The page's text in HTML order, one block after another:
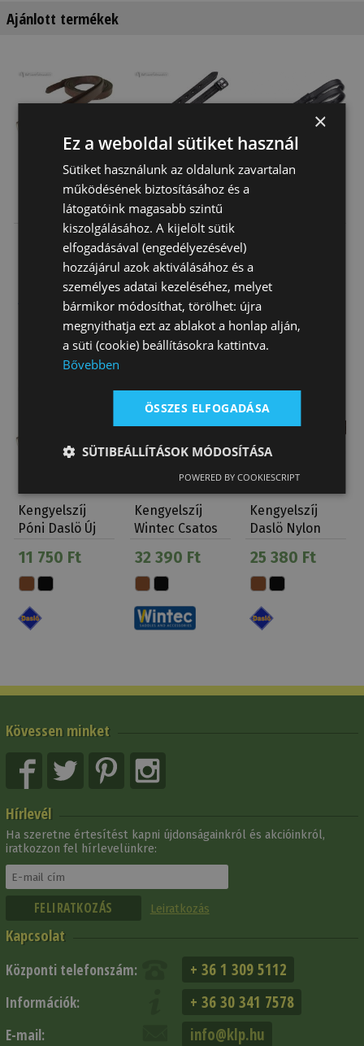
Ajánlott termékek
Kengyelszíj
15 600 Ft
Kengyelszíj
Póni
8 170 Ft
Kengyelszíj
Póni Daslö Új
11 750 Ft
Kengyelszíj
Wintec Csatos
32 390 Ft
Kengyelszíj
Daslö Nylon
…
25 380 Ft
Kövessen minket
Hírlevél
Ha szeretne értesítést kapni újdonságainkról és akcióinkról,
iratkozzon fel hírlevelünkre:
Leiratkozás
Kapcsolat
Központi telefonszám: + 36 1 309 5112
Információk: + 36 30 341 7578
E-mail: info@klp.hu
×
Ez a weboldal sütiket használ
Sütiket használunk az oldalunk zavartalan
működésének biztosításához és a
látogatóink magasabb szintű
kiszolgálásához. A kijelölt sütik
elfogadásával (engedélyezésével)
hozzájárul azok aktiválásához és a
személyes adatai kezeléséhez, melyet
bármikor módosíthat, törölhet: újra
megnyithatja ezt az ablakot a honlap alján,
a süti (cookie) beállításokra kattintva.
Bővebben
ÖSSZES ELFOGADÁSA
SÜTIBEÁLLÍTÁSOK MÓDOSÍTÁSA
POWERED BY COOKIESCRIPT